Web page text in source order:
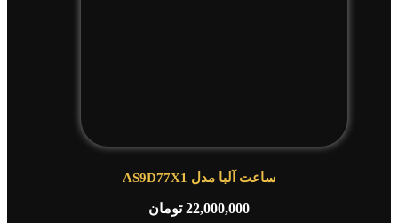
ساعت آلبا مدل AS9D77X1
22,000,000 تومان